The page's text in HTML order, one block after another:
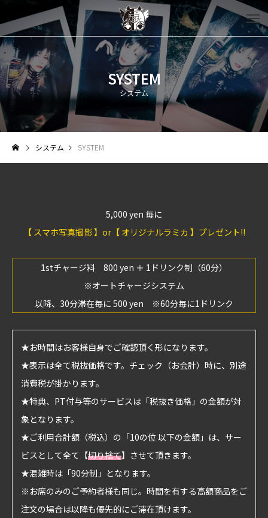
SYSTEM
システム
システム SYSTEM
5,000 yen 毎に
【 スマホ写真撮影 】or【 オリジナルラミカ 】プレゼント!!
1stチャージ料 800 yen ＋ 1ドリンク制（60分）
※オートチャージシステム
以降、30分滞在毎に 500 yen ※60分毎に1ドリンク
★お時間はお客様自身でご確認頂く形になります。
★表示は全て税抜価格です。チェック（お会計）時に、別途
消費税が掛かります。
★特典、PT付与等のサービスは「税抜き価格」の金額が対
象となります。
★ご利用合計額（税込）の「10の位 以下の金額」は、サー
ビスとして全て【切り捨て】させて頂きます。
★混雑時は「90分制」となります。
※お席のみのご予約者様も同じ。時間を有する高額商品をご
注文の場合は以降も優先的にご滞在頂けます。